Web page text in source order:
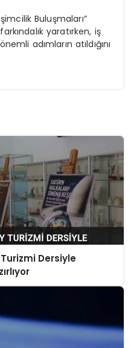
Buluşmaları”
yaratırken, iş
adımların atıldığını
Dersiyle